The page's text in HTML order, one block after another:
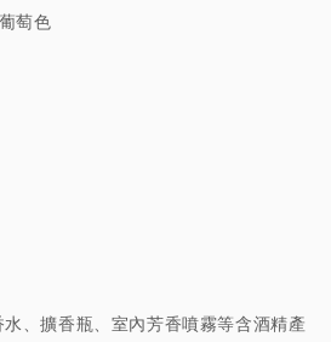
萄色
、擴香瓶、室內芳香噴霧等含酒精產